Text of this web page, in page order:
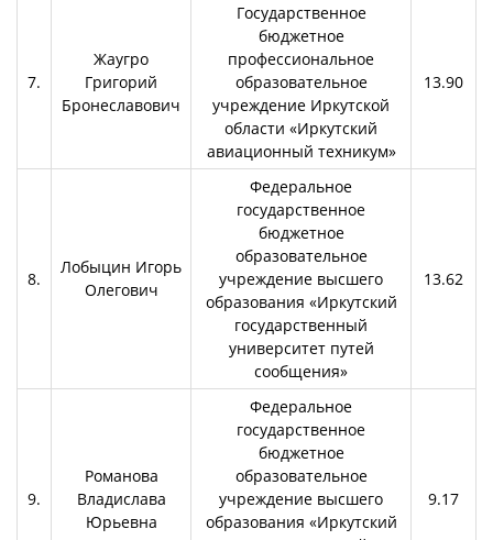
7.
Жаугро
Григорий
Бронеславович
Государственное
бюджетное
профессиональное
образовательное
учреждение Иркутской
области «Иркутский
авиационный техникум»
13.90
8.
Лобыцин Игорь
Олегович
Федеральное
государственное
бюджетное
образовательное
учреждение высшего
образования «Иркутский
государственный
университет путей
сообщения»
13.62
9.
Романова
Владислава
Юрьевна
Федеральное
государственное
бюджетное
образовательное
учреждение высшего
образования «Иркутский
9.17